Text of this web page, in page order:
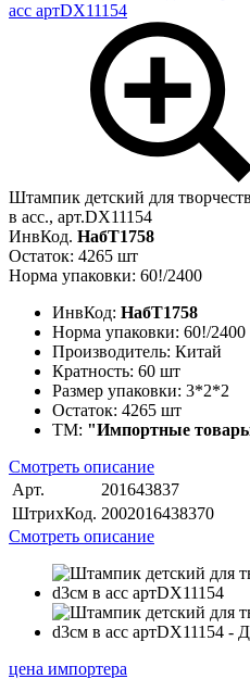
Штампик детский для
в асс., арт.DX11154
ИнвКод. НабТ1758
Остаток: 4265 шт
Норма упаковки: 60!/2400
ИнвКод: НабТ1758
Норма упаковки: 60!/2400
Производитель: Китай
Кратность: 60 шт
Размер упаковки: 3*2*2
Остаток: 4265 шт
ТМ: "Импортные
Смотреть описание
Арт.
201643837
ШтрихКод. 2002016438370
Смотреть описание
цена импортера